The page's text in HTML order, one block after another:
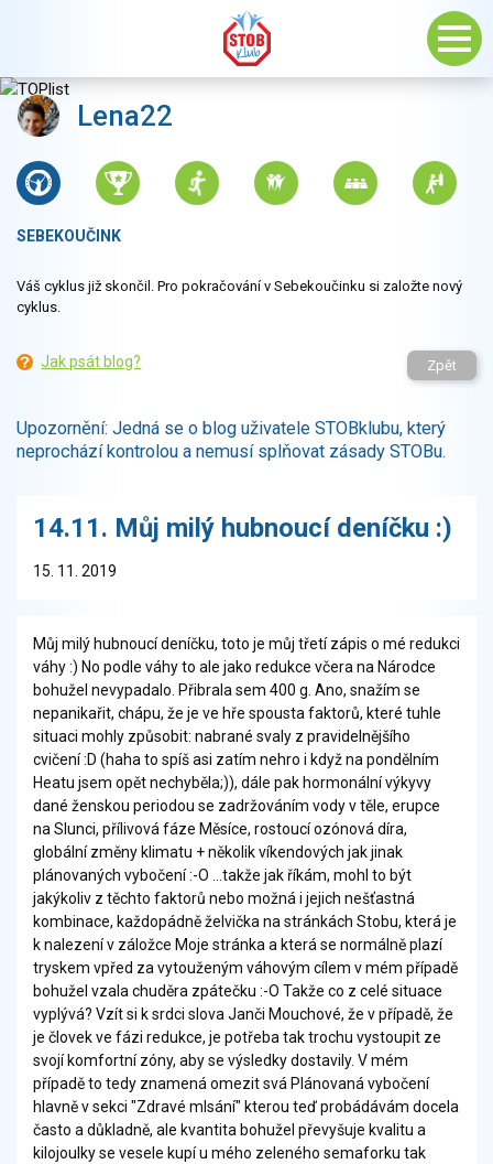
Lena22
SEBEKOUČINK
Váš cyklus již skončil. Pro pokračování v Sebekoučinku si založte nový
cyklus.
Jak psát blog? Zpět
Upozornění: Jedná se o blog uživatele STOBklubu, který
neprochází kontrolou a nemusí splňovat zásady STOBu.
14.11. Můj milý hubnoucí deníčku :)
15. 11. 2019
Můj milý hubnoucí deníčku, toto je můj třetí zápis o mé redukci
váhy :) No podle váhy to ale jako redukce včera na Národce
bohužel nevypadalo. Přibrala sem 400 g. Ano, snažím se
nepanikařit, chápu, že je ve hře spousta faktorů, které tuhle
situaci mohly způsobit: nabrané svaly z pravidelnějšího
cvičení :D (haha to spíš asi zatím nehro i když na pondělním
Heatu jsem opět nechyběla;)), dále pak hormonální výkyvy
dané ženskou periodou se zadržováním vody v těle, erupce
na Slunci, přílivová fáze Měsíce, rostoucí ozónová díra,
globální změny klimatu + několik víkendových jak jinak
plánovaných vybočení :-O ...takže jak říkám, mohl to být
jakýkoliv z těchto faktorů nebo možná i jejich nešťastná
kombinace, každopádně želvička na stránkách Stobu, která je
k nalezení v záložce Moje stránka a která se normálně plazí
tryskem vpřed za vytouženým váhovým cílem v mém případě
bohužel vzala chuděra zpátečku :-O Takže co z celé situace
vyplývá? Vzít si k srdci slova Janči Mouchové, že v případě, že
je človek ve fázi redukce, je potřeba tak trochu vystoupit ze
svojí komfortní zóny, aby se výsledky dostavily. V mém
případě to tedy znamená omezit svá Plánovaná vybočení
hlavně v sekci "Zdravé mlsání" kterou teď probádávám docela
často a důkladně, ale kvantita bohužel převyšuje kvalitu a
kilojoulky se vesele kupí u mého zeleného semaforku tak